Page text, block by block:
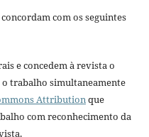
com os seguintes
e concedem à revista o
trabalho simultaneamente
Attributionque
com reconhecimento da